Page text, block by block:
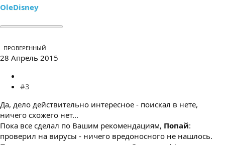
OleDisney
ПРОВЕРЕННЫЙ
28 Апрель 2015
#3
Да, дело действительно интересное - поискал в нете,
ничего схожего нет...
Пока все сделал по Вашим рекомендациям, Попай:
проверил на вирусы - ничего вредоносного не нашлось.